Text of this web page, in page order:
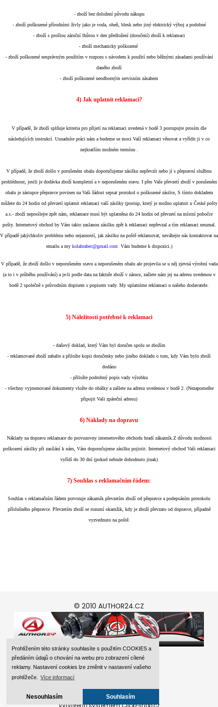
Prohlížením této stránky souhlasíte s použitím COOKIES a
předáním údajů o chování na webu pro zobrazení cílené
reklamy. Nastavení cookies lze změnit v nastavení vašeho
prohlížeče.
Více informací
Nesouhlasím Souhlasím
- zboží bez doložení původu nákupu
- zboží poškozené přírodními živly jako je voda, oheň, blesk nebo jiný elektrický výboj a podobné
- zboží s prošlou záruční lhůtou v den předložení (doručení) zboží k reklamaci
- zboží mechanicky poškozené
- zboží poškozené nesprávným použitím v rozporu s návodem k použití nebo běžnými zásadami používání
daného zboží
- zboží poškozené neodborným servisním zásahem
4) Jak uplatnit reklamaci?
V případě, že zboží splňuje kriteria pro přijetí na reklamaci uvedená v bodě 3 postupujte prosím dle
následujících instrukcí. Usnadníte práci nám a budeme se moci Vaší reklamaci věnovat a vyřídit ji v co
nejkratším možném termínu .
V případě, že zboží došlo v porušeném obalu doporučujeme zásilku nepřevzít nebo jí s přepravní službou
prohlédnout, jestli je dodávka zboží kompletní a v neporušeném stavu. I přes Vaše převzetí zboží v porušeném
obalu je zástupce přepravce povinen na Vaši žádost sepsat protokol o poškozené zásilce, S tímto dokladem
můžete do 24 hodin od převzetí uplatnit reklamaci vaší zásilky (postup, který je možno uplatnit u České pošty
a.s.- zboží neposílejte zpět nám, reklamace musí být uplatněna do 24 hodin od převzetí na místní pobočce
pošty. Internetový obchod by Vám takto zaslanou zásilku zpět k reklamaci nepřevzal a tím reklamaci neuznal.
V případě jakýchkoliv problému nebo nejasností, jak zásilku na poště reklamovat, neváhejte nás kontaktovat na
emailu a my kolabrabec@gmail.com Vám budeme k dispozici.)
V případě, že zboží došlo v neporušeném stavu a neporušeném obalu ale projevila se u něj zjevná výrobní vada
(a to i v průběhu používání) a je-li podle data na faktuře zboží v záruce, zašlete nám jej na adresu uvedenou v
bodě 2 společně s průvodním dopisem s popisem vady. My uplatníme reklamaci u našeho dodavatele.
5) Náležitosti potřebné k reklamaci
-daňový doklad, který Vám byl doručen spolu se zbožím
- reklamované zboží zabalte a přiložte kopii doručenky nebo jiného dokladu o tom, kdy Vám bylo zboží
dodáno
- přiložte podrobný popis vady výrobku
- všechny vyjmenované dokumenty vložte do obálky a zašlete na adresu uvedenou v bodě 2. (Nezapomeňte
připojit Vaši zpáteční adresu)
6) Náklady na dopravu
Náklady na dopravu reklamace do provozovny internetového obchodu hradí zákazník.Z důvodu možnosti
poškození zásilky při zasílání k nám, Vám doporučujeme zásilku pojistit. Internetový obchod Vaši reklamaci
vyřídí do 30 dní (pokud nebude dohodnuto jinak)
7) Souhlas s reklamačním řádem:
Souhlas s reklamačním řádem potvrzuje zákazník převzetím zboží od přepravce a podepsáním protokolu
příslušného přepravce. Převzetím zboží se rozumí okamžik, kdy je zboží převzato od dopravce, případně
vyzvednuto na poště.
© 2010 AUTHOR24.CZ